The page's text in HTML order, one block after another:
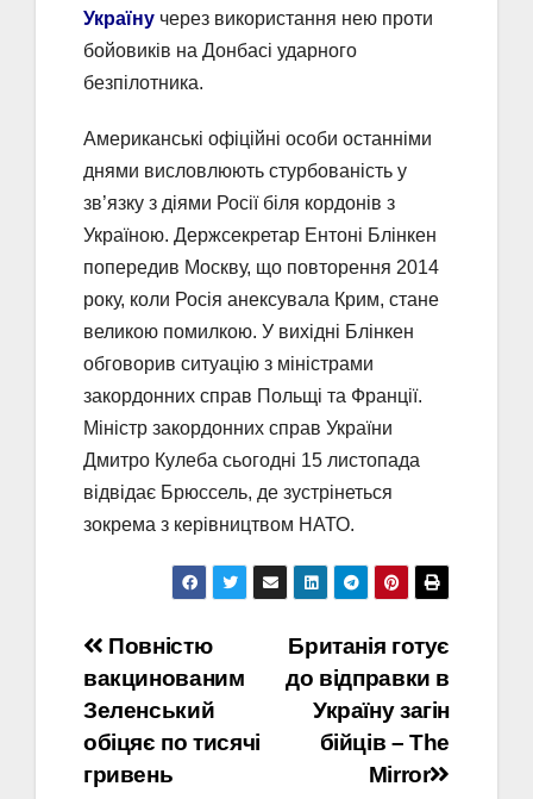
Україну через використання нею проти
бойовиків на Донбасі ударного
безпілотника.
Американські офіційні особи останніми
днями висловлюють стурбованість у
зв’язку з діями Росії біля кордонів з
Україною. Держсекретар Ентоні Блінкен
попередив Москву, що повторення 2014
року, коли Росія анексувала Крим, стане
великою помилкою. У вихідні Блінкен
обговорив ситуацію з міністрами
закордонних справ Польщі та Франції.
Міністр закордонних справ України
Дмитро Кулеба сьогодні 15 листопада
відвідає Брюссель, де зустрінеться
зокрема з керівництвом НАТО.
Навігація
записів
Британія готує
до відправки в
Україну загін
бійців – The
Mirror
Повністю
вакцинованим
Зеленський
обіцяє по тисячі
гривень